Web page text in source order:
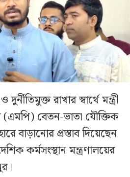
রাখার স্বার্থে মন্ত্রী
বেতন-ভাতা যৌক্তিক
বাড়ানোর প্রস্তাব দিয়েছেন
কর্মসংস্থান মন্ত্রণালয়ের